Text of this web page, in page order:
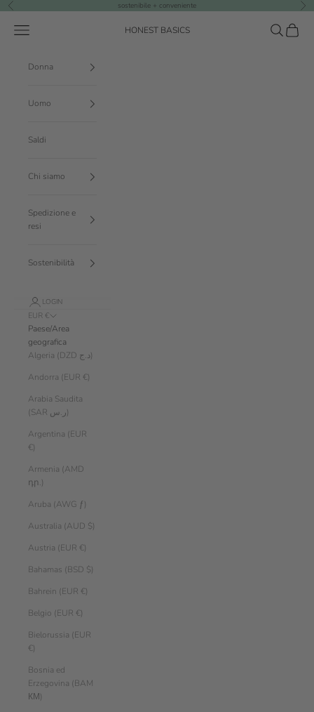
Vai al contenuto
Precedente sostenibile + conveniente
HONEST BASICS
Menù CercaCarrello
Donna
Uomo
Saldi
Chi siamo
Spedizione e
resi
Sostenibilità
LOGIN
EUR €
Paese/Area
geografica
Algeria (DZD د.ج)
Andorra (EUR €)
Arabia Saudita
(SAR ر.س)
Argentina (EUR
€)
Armenia (AMD
դր.)
Aruba (AWG ƒ)
Australia (AUD $)
Austria (EUR €)
Bahamas (BSD $)
Bahrein (EUR €)
Belgio (EUR €)
Bielorussia (EUR
€)
Bosnia ed
Erzegovina (BAM
КМ)